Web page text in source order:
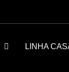
LINHA